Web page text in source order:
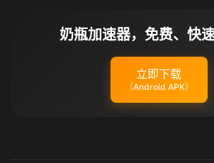
奶瓶加速器，免费、快
立即下载
（Android APK）